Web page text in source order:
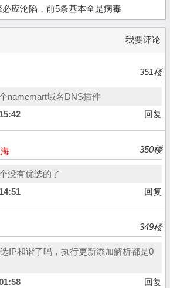
应沦陷，前5条基本全是病毒
我要评论
351楼
namemart域名DNS插件
回复
350楼
没有优选的了
回复
349楼
IP和谐了吗，执行更新添加解析都是0
回复